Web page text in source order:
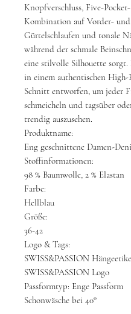
Knopfverschluss, Five-Pocket-
Kombination auf Vorder- und
Gürtelschlaufen und tonale
während der schmale
eine stilvolle Silhouette sorgt.
in einem authentischen High-
Schnitt entworfen, um jeder
schmeicheln und tagsüber
trendig auszusehen.
Produktname:
Eng geschnittene Damen-
Stoffinformationen:
98 % Baumwolle, 2 % Elastan
Farbe:
Hellblau
Größe:
36-42
Logo & Tags:
SWISS&PASSION
SWISS&PASSION Logo
Passformtyp: Enge Passform
Schonwäsche bei 40°